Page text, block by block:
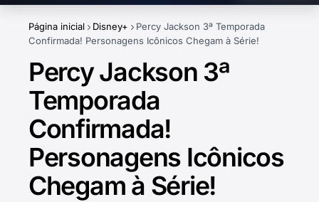
Página inicial Disney+
Percy Jackson 3ª Temporada
Confirmada! Personagens Icônicos Chegam à Série!
Percy Jackson 3ª
Temporada
Confirmada!
Personagens Icônicos
Chegam à Série!